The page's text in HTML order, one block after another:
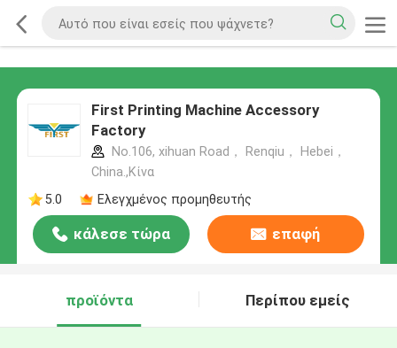
First Printing Machine Accessory
Factory
No.106, xihuan Road， Renqiu， Hebei，
China.,Κίνα
5.0
Ελεγχμένος προμηθευτής
κάλεσε τώρα επαφή
προϊόντα Περίπου εμείς